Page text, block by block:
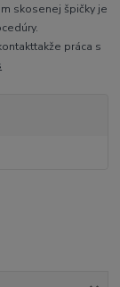
skosenej špičky je
práca s